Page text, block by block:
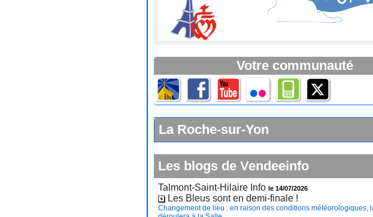
Votre communauté
La Roche-sur-Yon
Les blogs de Vendeeinfo
Talmont-Saint-Hilaire Infole 14/07/2026
Les Bleus sont en demi-finale !
Changement de lieu : en raison des conditions météorologiques,